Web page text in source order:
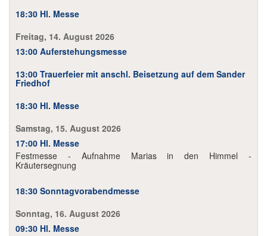
18:30 Hl. Messe
Freitag, 14. August 2026
13:00 Auferstehungsmesse
13:00 Trauerfeier mit anschl. Beisetzung auf dem Sander
Friedhof
18:30 Hl. Messe
Samstag, 15. August 2026
17:00 Hl. Messe
Festmesse - Aufnahme Marias in den Himmel -
Kräutersegnung
18:30 Sonntagvorabendmesse
Sonntag, 16. August 2026
09:30 Hl. Messe